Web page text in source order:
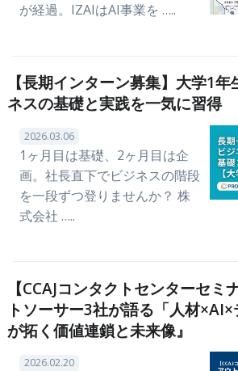
が経過。IZAIはAI事業を …..
【長期インターン募集】大学1
ネスの基礎と実践を一気に習得
2026.03.06
1ヶ月目は基礎、2ヶ月目は企
画。社長直下でビジネスの階段
を一段ずつ登りませんか？ 株
式会社 …..
【CCAJコンタクトセンターセミ
トソーサー3社が語る「人材×AI×
が拓く価値連鎖と未来像』
2026.02.20